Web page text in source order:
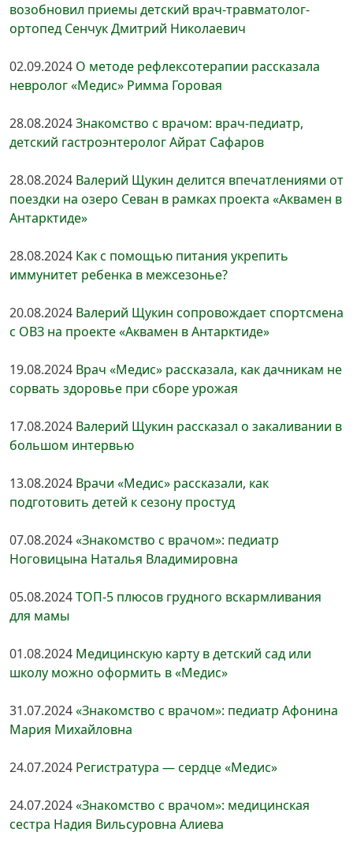
возобновил приемы детский врач-травматолог-
ортопед Сенчук Дмитрий Николаевич
02.09.2024 О методе рефлексотерапии рассказала
невролог «Медис» Римма Горовая
28.08.2024Знакомство с врачом: врач-педиатр,
детский гастроэнтеролог Айрат Сафаров
28.08.2024 Валерий Щукин делится впечатлениями от
поездки на озеро Севан в рамках проекта «Аквамен в
Антарктиде»
28.08.2024 Как с помощью питания укрепить
иммунитет ребенка в межсезонье?
20.08.2024 Валерий Щукин сопровождает спортсмена
с ОВЗ на проекте «Аквамен в Антарктиде»
19.08.2024 Врач «Медис» рассказала, как дачникам не
сорвать здоровье при сборе урожая
17.08.2024 Валерий Щукин рассказал о закаливании в
большом интервью
13.08.2024 Врачи «Медис» рассказали, как
подготовить детей к сезону простуд
07.08.2024«Знакомство с врачом»: педиатр
Ноговицына Наталья Владимировна
05.08.2024ТОП-5 плюсов грудного вскармливания
для мамы
01.08.2024 Медицинскую карту в детский сад или
школу можно оформить в «Медис»
31.07.2024«Знакомство с врачом»: педиатр Афонина
Мария Михайловна
24.07.2024 Регистратура — сердце «Медис»
24.07.2024«Знакомство с врачом»: медицинская
сестра Надия Вильсуровна Алиева